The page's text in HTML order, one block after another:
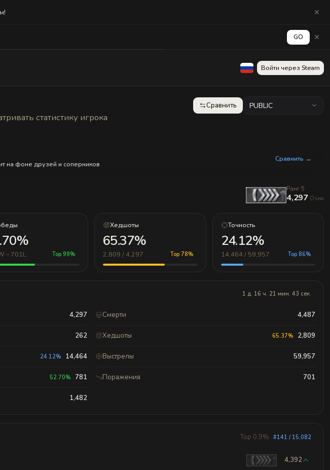
Войти через Steam
статистику игрока
Сравнить PUBLIC
на фоне друзей и соперников
Сравнить →
Ранг 5
4,297 Очки
– 701L Top 99%
Хедшоты
65.37%
2,809 / 4,297 Top 78%
Точность
24.12%
14,464 / 59,957 Top 86%
1 д. 16 ч. 21 мин. 43 сек.
4,297 Смерти 4,487
262 Хедшоты 65.37% 2,809
24.12% 14,464 Выстрелы 59,957
52.70% 781 Поражения 701
1,482
Top 0.9% #141 / 15,082
4,392
GO